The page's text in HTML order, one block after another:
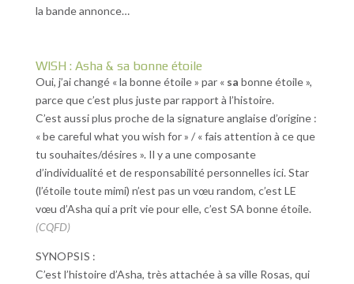
la bande annonce…
WISH : Asha & sa bonne étoile
Oui, j’ai changé « la bonne étoile » par « sa bonne étoile »,
parce que c’est plus juste par rapport à l’histoire.
C’est aussi plus proche de la signature anglaise d’origine :
« be careful what you wish for » / « fais attention à ce que
tu souhaites/désires ». Il y a une composante
d’individualité et de responsabilité personnelles ici. Star
(l’étoile toute mimi) n’est pas un vœu random, c’est LE
vœu d’Asha qui a prit vie pour elle, c’est SA bonne étoile.
(CQFD)
SYNOPSIS :
C’est l’histoire d’Asha, très attachée à sa ville Rosas, qui